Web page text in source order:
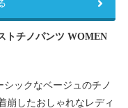
トチノパンツ WOMEN
ックなベージュのチノ
崩したおしゃれなレディ